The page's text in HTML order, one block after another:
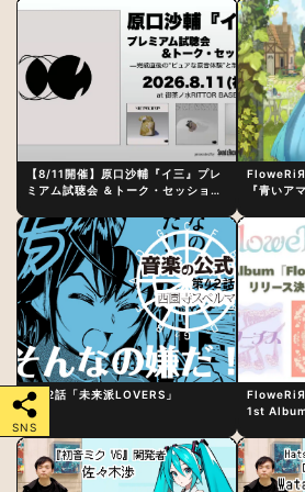
【8/11開催】原口沙輔『イ三』プレ
ミアム試聴会 ＆トーク・セッション
制作秘話
『青いア
第42話「未来派LOVERS」
1st
SNS